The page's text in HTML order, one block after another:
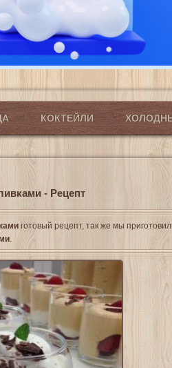
КОКТЕЙЛИ
- Рецепт
готовый рецепт, так же мы